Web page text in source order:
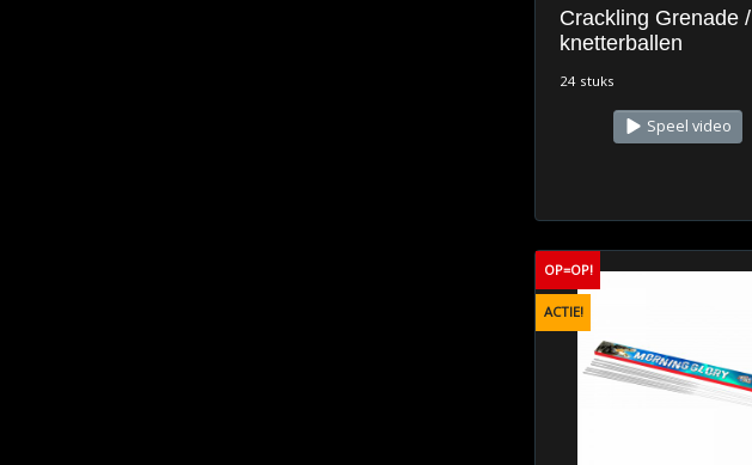
Crackling Grenade /
knetterballen
24 stuks
Speel video
OP=OP!
ACTIE!